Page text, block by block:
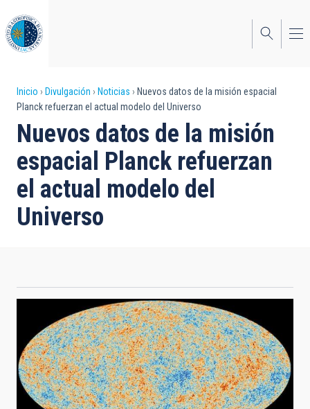
al
contenido
principal
Sobrescribir
enlaces
de
ayuda
a
la
Inicio Divulgación Noticias
Nuevos datos de la misión espacial
Planck refuerzan el actual modelo del Universo
Nuevos datos de la misión
espacial Planck refuerzan
el actual modelo del
Universo